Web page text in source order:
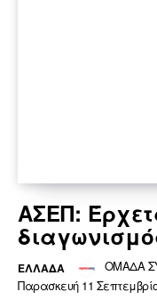
ΑΣΕΠ:
ΕΛΛΆΔΑ ΟΜΑΔΑ
Παρασκευή 11